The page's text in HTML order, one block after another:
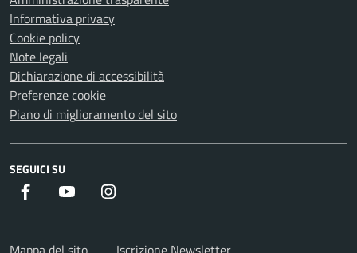
Informativa privacy
Cookie policy
Note legali
Dichiarazione di accessibilità
Preferenze cookie
Piano di miglioramento del sito
SEGUICI SU
Facebook Youtube